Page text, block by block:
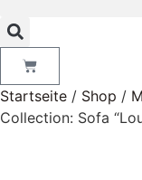
Startseite / Shop /
Collection: Sofa